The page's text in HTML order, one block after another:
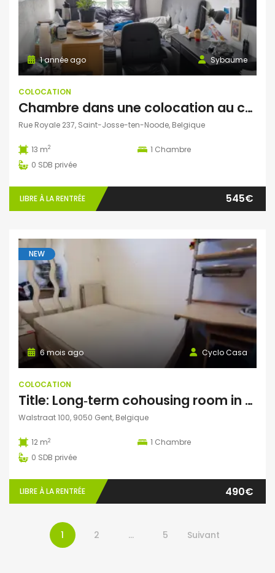
Sybaume
1 année ago
COLOCATION
Chambre dans une colocation au centre de bruxelles
Rue Royale 237, Saint-Josse-ten-Noode, Belgique
13 m2 1 Chambre
0 SDB privée
LIBRE À LA RENTRÉE 545€
NEW
Cyclo Casa
6 mois ago
COLOCATION
Title: Long‑term cohousing room in Gentbrugge – calm, international & eco‑minded house (from 7 April, earlier move‑in possible)
Walstraat 100, 9050 Gent, Belgique
12 m2 1 Chambre
0 SDB privée
LIBRE À LA RENTRÉE 490€
1 2 … 5 Suivant